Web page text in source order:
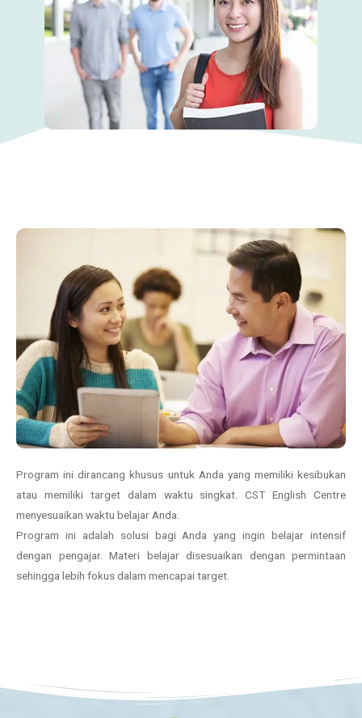
Program ini dirancang khusus untuk Anda yang memiliki kesibukan
atau memiliki target dalam waktu singkat. CST English Centre
menyesuaikan waktu belajar Anda.
Program ini adalah solusi bagi Anda yang ingin belajar intensif
dengan pengajar. Materi belajar disesuaikan dengan permintaan
sehingga lebih fokus dalam mencapai target.
Nama orang tua/wali
Nama murid
Jenis kelamin
Email
Nama orang tua/wali
Nama calon peserta
Jenis Kelamin
Alamat rumah
Email
Nama orang tua/wali
Nama calon peserta
Alamat rumah
Nama calon peserta
Jenis Kelamin
Email
Cambridge English Scale Result